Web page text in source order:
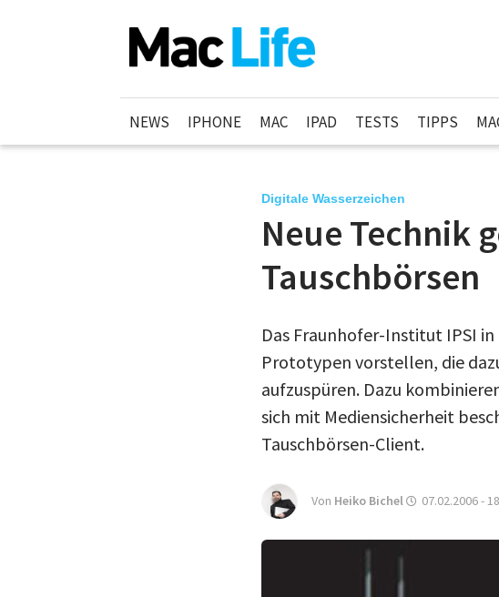
NEWS IPHONE MAC IPAD TESTS TIPPS
Digitale Wasserzeichen
Neue Technik
Tauschbörsen
Das Fraunhofer-Institut IPSI
Prototypen vorstellen, die
aufzuspüren. Dazu
sich mit Mediensicherheit
Tauschbörsen-Client.
Von Heiko Bichel 07.02.2006 -